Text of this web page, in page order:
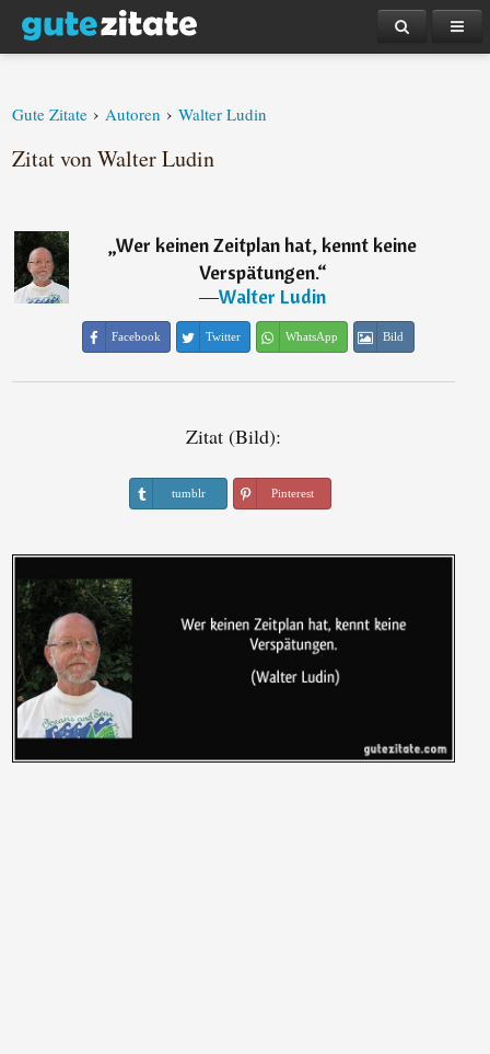
Gute Zitate › Autoren › Walter Ludin
Zitat von Walter Ludin
„Wer keinen Zeitplan hat, kennt keine
Verspätungen.“
―Walter Ludin
Facebook Twitter WhatsApp Bild
Zitat (Bild):
tumblr Pinterest